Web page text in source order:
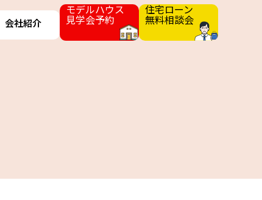
会社紹介
モデルハウス
見学会予約
住宅ローン
無料相談会